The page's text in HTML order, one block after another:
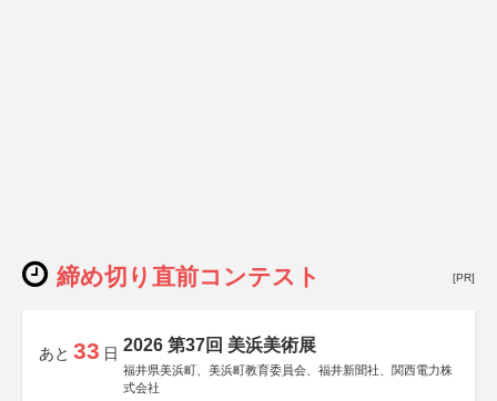
締め切り直前コンテスト [PR]
あと 33 日 2026 第37回 美浜美術展
福井県美浜町、美浜町教育委員会、福井新聞社、関西電力株
式会社